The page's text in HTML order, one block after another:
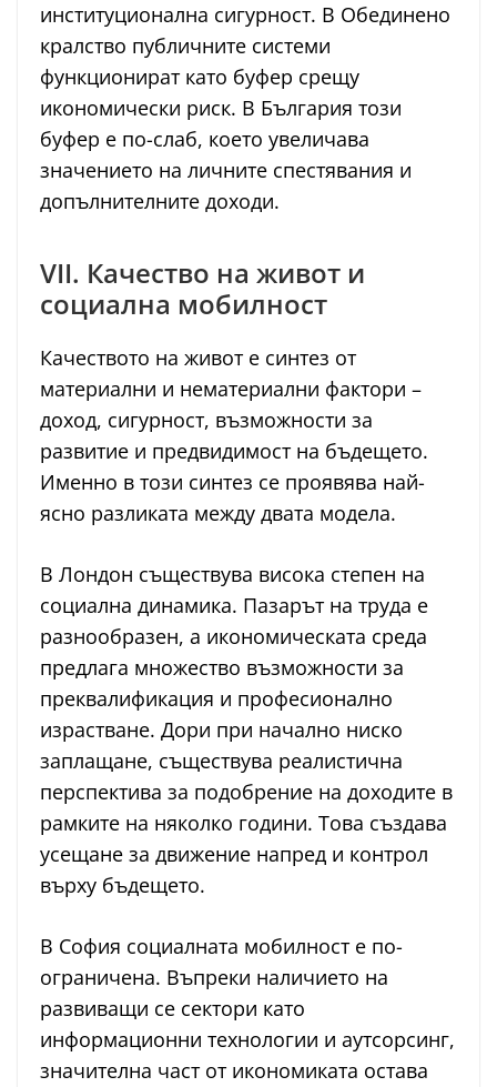
институционална сигурност. В Обединено
кралство публичните системи
функционират като буфер срещу
икономически риск. В България този
буфер е по-слаб, което увеличава
значението на личните спестявания и
допълнителните доходи.
VII. Качество на живот и
социална мобилност
Качеството на живот е синтез от
материални и нематериални фактори –
доход, сигурност, възможности за
развитие и предвидимост на бъдещето.
Именно в този синтез се проявява най-
ясно разликата между двата модела.
В Лондон съществува висока степен на
социална динамика. Пазарът на труда е
разнообразен, а икономическата среда
предлага множество възможности за
преквалификация и професионално
израстване. Дори при начално ниско
заплащане, съществува реалистична
перспектива за подобрение на доходите в
рамките на няколко години. Това създава
усещане за движение напред и контрол
върху бъдещето.
В София социалната мобилност е по-
ограничена. Въпреки наличието на
развиващи се сектори като
информационни технологии и аутсорсинг,
значителна част от икономиката остава